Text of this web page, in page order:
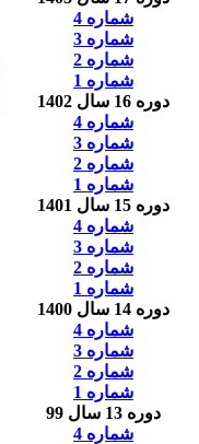
شماره 4
شماره 3
شماره 2
شماره 1
دوره 16 سال 1402
شماره 4
شماره 3
شماره 2
شماره 1
دوره 15 سال 1401
شماره 4
شماره 3
شماره 2
شماره 1
دوره 14 سال 1400
شماره 4
شماره 3
شماره 2
شماره 1
دوره 13 سال 99
شماره 4